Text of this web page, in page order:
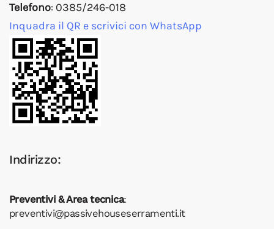
Telefono: 0385/246-018
Inquadra il QR e scrivici con WhatsApp
Indirizzo:
Preventivi & Area tecnica:
preventivi@passivehouseserramenti.it